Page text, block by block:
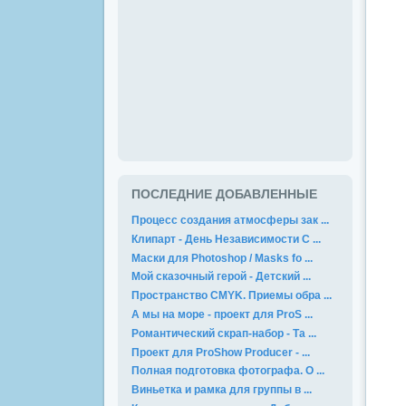
ПОСЛЕДНИЕ ДОБАВЛЕННЫЕ
Процесс создания атмосферы зак ...
Клипарт - День Независимости С ...
Маски для Photoshop / Masks fo ...
Мой сказочный герой - Детский ...
Пространство CMYK. Приемы обра ...
А мы на море - проект для ProS ...
Романтический скрап-набор - Та ...
Проект для ProShow Producer - ...
Полная подготовка фотографа. О ...
Виньетка и рамка для группы в ...